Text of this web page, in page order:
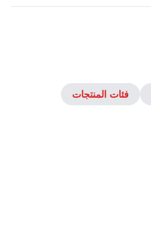
فئات المنتجات